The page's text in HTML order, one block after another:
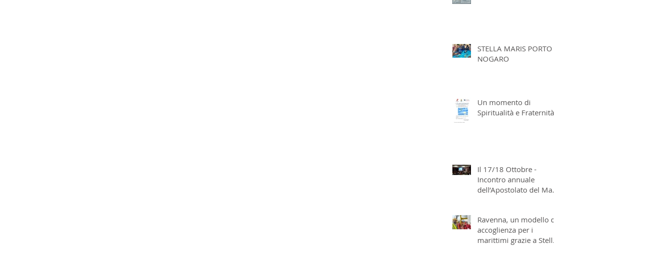
STELLA MARIS PORTO
NOGARO
Un momento di
Spiritualità e Fraternità
Il 17/18 Ottobre -
Incontro annuale
dell’Apostolato del Mare
Ravenna, un modello di
accoglienza per i
marittimi grazie a Stella